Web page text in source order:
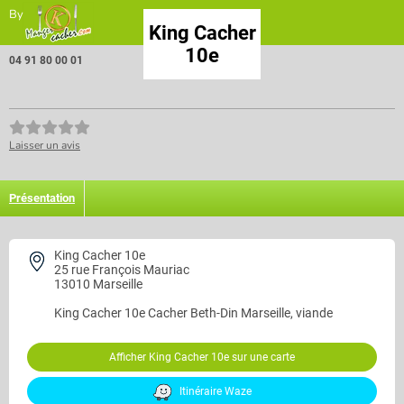
By
King Cacher
10e
04 91 80 00 01
Laisser un avis
Présentation
King Cacher 10e
25 rue François Mauriac
13010 Marseille
King Cacher 10eCacher Beth-Din Marseille, viande
Afficher King Cacher 10e sur une carte
Itinéraire Waze